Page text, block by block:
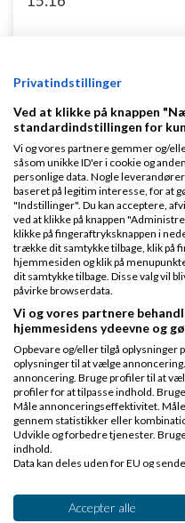
1
Jan elhøj og jeg giver
Nyeste indlægaf
2024 kl. 15:11
Kender i en dygtig
forretningsudvikling
Nyeste indlægaf
kl. 11:12
Privatindstillinger
Ved at klikke på knappen
standardindstillingen for
Vi og vores partnere gemmer og/
såsom unikke ID'er i cookie og
personlige data. Nogle
baseret på legitim interesse, for at
"Indstillinger". Du kan acceptere,
ved at klikke på knappen
klikke på fingeraftryksknappen i
trække dit samtykke tilbage, klik på
hjemmesiden og klik på
dit samtykke tilbage. Disse valg vil
påvirke browserdata.
Vi og vores partnere
hjemmesidens ydeevne og
Opbevare og/eller tilgå oplysninger
oplysninger til at vælge
annoncering. Bruge profiler til at
profiler for at tilpasse indhold.
Måle annonceringseffektivitet.
gennem statistikker eller
Udvikle og forbedre tjenester.
indhold.
Data kan deles uden for EU og
Se partnerliste (2 IAB-
Accepter alle